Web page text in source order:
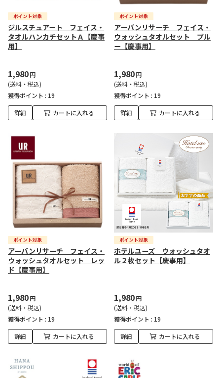
ジルスチュアート フェイス・
タオルハンカチセットＡ【慶事
用】
1,980円
(送料・税込)
獲得ポイント : 19
詳細 カートに入れる
アーバンリサーチ フェイス・
ウォッシュタオルセット ブル
ー【慶事用】
1,980円
(送料・税込)
獲得ポイント : 19
詳細 カートに入れる
アーバンリサーチ フェイス・
ウォッシュタオルセット レッ
ド【慶事用】
1,980円
(送料・税込)
獲得ポイント : 19
詳細 カートに入れる
ホテルユーズ ウォッシュタオ
ル２枚セット【慶事用】
1,980円
(送料・税込)
獲得ポイント : 19
詳細 カートに入れる